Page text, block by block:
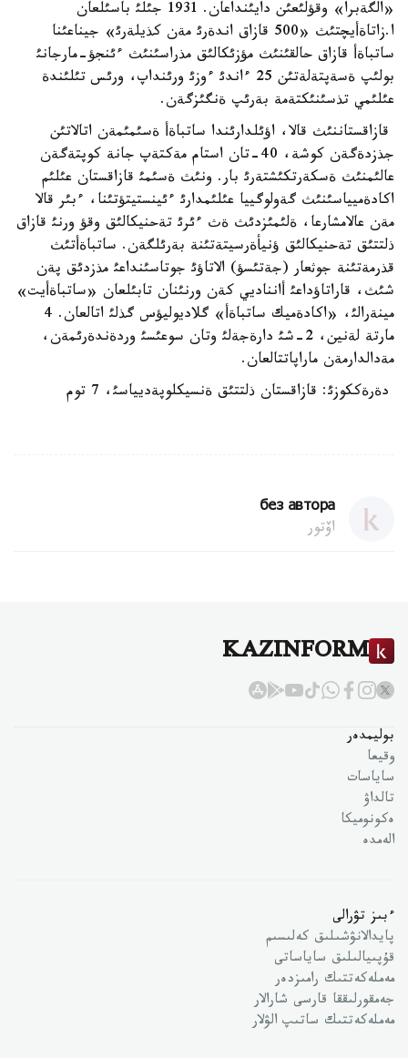
«الگةبرا» وقؤلئعئن دايئنداعان. 1931 جئلئ باسئلعان
ا.زاتاةأيچتئث «500 قازاق اندةرئ مةن كذيلةرئ» جيناعئنا
ساتباةأ قازاق حالقئنئث مؤزئكالئق مذراسئنئث ءئنجؤ-مارجانئ
بولئپ ةسةپتةلةتئن 25 ءاندئ ءوزئ ورئنداپ، ورئس تئلئندة
عئلئمي تذسئنئكتةمة بةرئپ ةنگئزگةن.
قازاقستاننئث قالا، اؤئلدارئندا ساتباةأ ةسئمئمةن اتالاتئن
جذزدةگةن كوشة، 40-تان استام مةكتةپ جانة كوپتةگةن
عالئمنئث ةسكةرتكئشتةرئ بار. ونئث ةسئمئ قازاقستان عئلئم
اكادةميياسئنئث گةولوگييا عئلئمدارئ ءئينستيتؤتئنا، ءبئر قالا
مةن عالامشارعا، ةلئمئزدئث ةث ءئرئ تةحنيكالئق وقؤ ورنئ قازاق
ذلتتئق تةحنيكالئق ؤنيأةرسيتةتئنة بةرئلگةن. ساتباةأتئث
قذرمةتئنة جوثعار (جةتئسؤ) الاتاؤئ جوتاسئنداعئ مذزدئق پةن
شئث، قاراتاؤداعئ أانناديي كةن ورنئنان تابئلعان «ساتباةأيت»
مينةرالئ، «اكادةميك ساتباةأ» گلاديوليؤس گذلئ اتالعان. 4
مارتة لةنين، 2-شئ دارةجةلئ وتان سوعئسئ وردةندةرئمةن،
مةدالدارمةن ماراپاتتالعان.
دةرةككوزئ: قازاقستان ذلتتئق ةنسيكلوپةديياسئ، 7 توم
без автора
اۆتور
KAZINFORM
بوليمدەر
وقيعا
ساياسات
تالداۋ
ەكونوميكا
الەمدە
ءبىز تۋرالى
پايدالانۋشىلىق كەلىسىم
قۇپىيالىلىق ساياساتى
مەملەكەتتىك رامىزدەر
جەمقورلىققا قارسى شارالار
مەملەكەتتىك ساتىپ الۋلار